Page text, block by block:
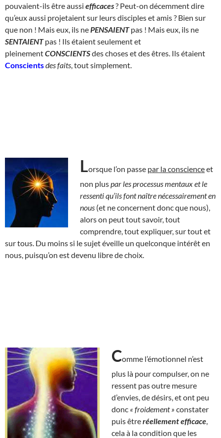
pouvaient-ils être aussi efficaces? Peut-on décemment dire
qu’eux aussi projetaient sur leurs disciples et amis ? Bien sur
que non ! Mais eux, ils ne PENSAIENTpas ! Mais eux, ils ne
SENTAIENTpas ! Ils étaient seulement et
pleinementCONSCIENTSdes choses et des êtres. Ils étaient
Conscientsdes faits , tout simplement.
Lorsque l’on passe par la conscienceet
non pluspar les processus mentaux et le
ressenti qu’ils font naître nécessairement en
nous (et ne concernent donc que nous),
alors on peut tout savoir, tout
comprendre, tout expliquer, sur tout et
sur tous. Du moins si le sujet éveille un quelconque intérêt en
nous, puisqu’on est devenu libre de choix.
Comme l’émotionnel n’est
plus là pour compulser, on ne
ressent pas outre mesure
d’envies, de désirs, et ont peu
donc « froidement » constater
puis êtreréellement efficace
cela à la condition que les